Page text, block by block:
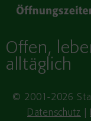
Offen,
alltäglich
© 2001-2026
Datenschutz